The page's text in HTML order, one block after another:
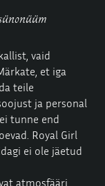
vaid
et iga
teile
ja personal
tunne end
Royal Girl
ei ole jäetud
atmosfääri